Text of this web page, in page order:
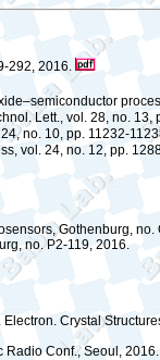
292, 2016.
Lett., vol. 28, no.
no. 10, pp. 11232-
vol. 24, no. 12, pp.
Gothenburg, no.
no. P2-119, 2016.
Crystal
Radio Conf., Seoul, 2016.